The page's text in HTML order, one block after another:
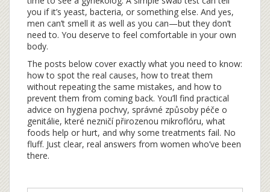
you if it’s yeast, bacteria, or something else. And yes,
men can’t smell it as well as you can—but they don’t
need to. You deserve to feel comfortable in your own
body.
The posts below cover exactly what you need to know:
how to spot the real causes, how to treat them
without repeating the same mistakes, and how to
prevent them from coming back. You’ll find practical
advice on hygiena pochvy, správné způsoby péče o
genitálie, které nezničí přirozenou mikroflóru, what
foods help or hurt, and why some treatments fail. No
fluff. Just clear, real answers from women who’ve been
there.